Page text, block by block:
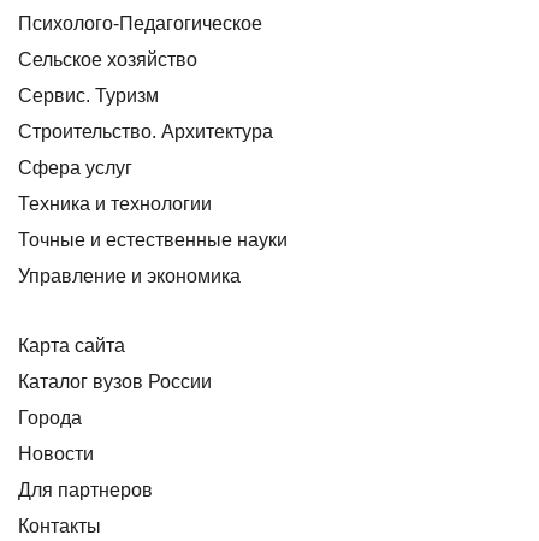
Психолого-Педагогическое
Сельское хозяйство
Сервис. Туризм
Строительство. Архитектура
Сфера услуг
Техника и технологии
Точные и естественные науки
Управление и экономика
Карта сайта
Каталог вузов России
Города
Новости
Для партнеров
Контакты